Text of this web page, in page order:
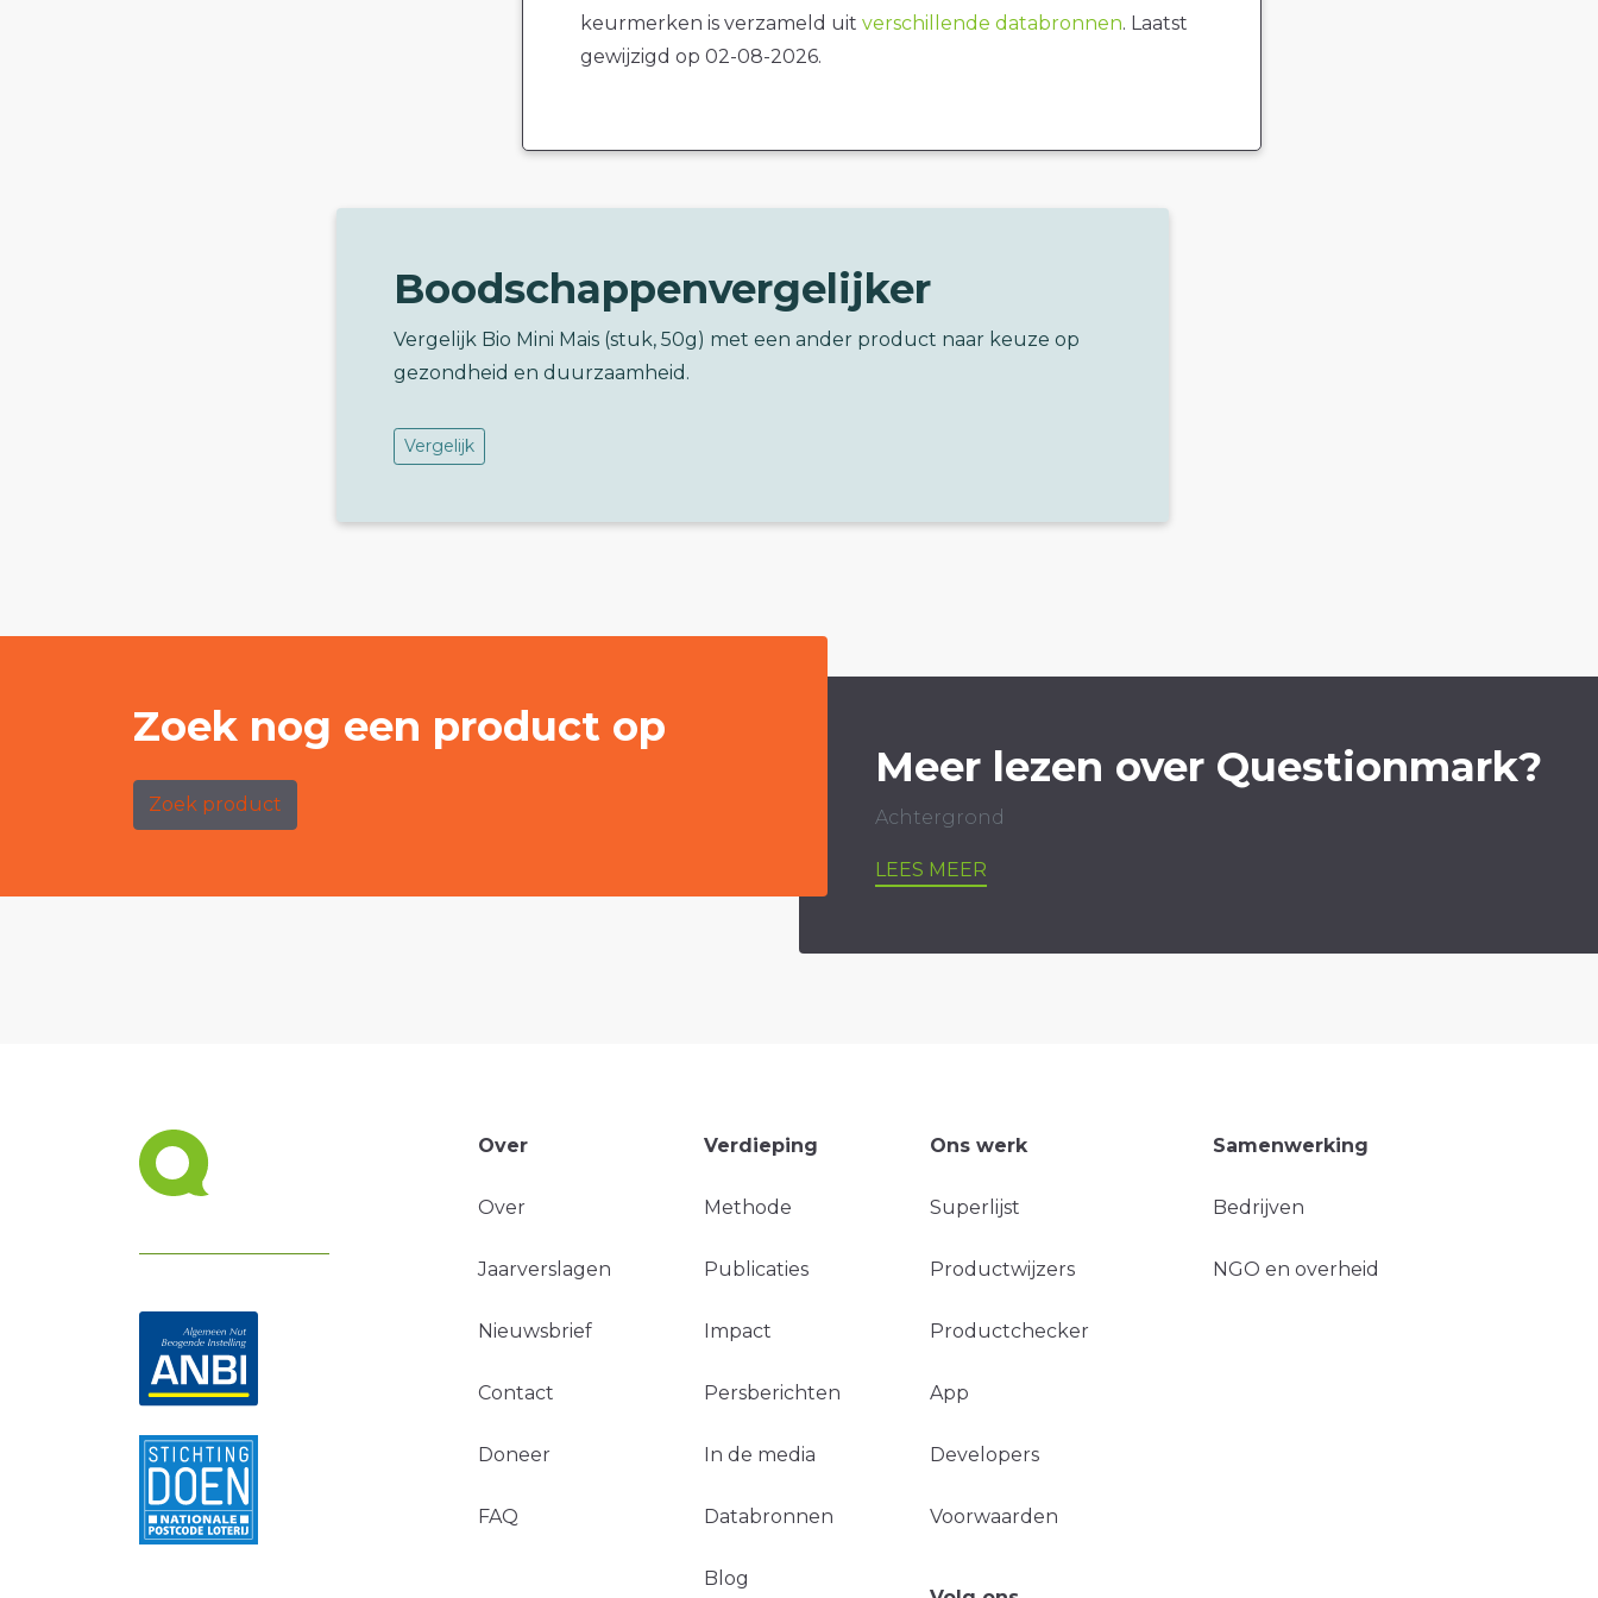
keurmerken is verzameld uit verschillende databronnen. Laatst
gewijzigd op 02-08-2026.
Boodschappenvergelijker
Vergelijk Bio Mini Mais (stuk, 50g) met een ander product naar keuze op
gezondheid en duurzaamheid.
Vergelijk
Zoek nog een product op
Zoek product
Meer lezen over Questionmark?
Achtergrond
LEES MEER
Over
Over
Jaarverslagen
Nieuwsbrief
Contact
Doneer
FAQ
Verdieping
Methode
Publicaties
Impact
Persberichten
In de media
Databronnen
Blog
Ons werk
Superlijst
Productwijzers
Productchecker
App
Developers
Voorwaarden
Samenwerking
Bedrijven
NGO en overheid